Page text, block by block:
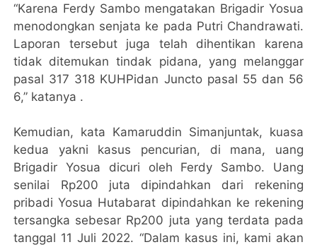
“Karena Ferdy Sambo mengatakan Brigadir Yosua
menodongkan senjata ke pada Putri Chandrawati.
Laporan tersebut juga telah dihentikan karena
tidak ditemukan tindak pidana, yang melanggar
pasal 317 318 KUHPidan Juncto pasal 55 dan 56
6,” katanya .
Kemudian, kata Kamaruddin Simanjuntak, kuasa
kedua yakni kasus pencurian, di mana, uang
Brigadir Yosua dicuri oleh Ferdy Sambo. Uang
senilai Rp200 juta dipindahkan dari rekening
pribadi Yosua Hutabarat dipindahkan ke rekening
tersangka sebesar Rp200 juta yang terdata pada
tanggal 11 Juli 2022. “Dalam kasus ini, kami akan